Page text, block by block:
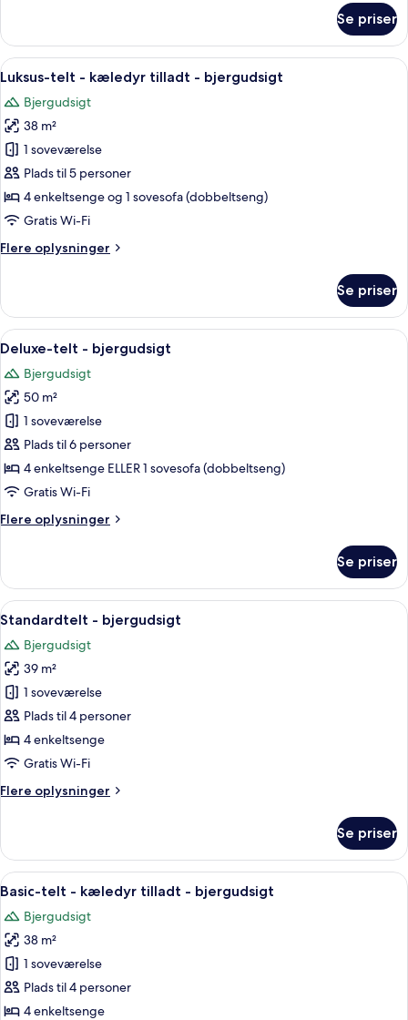
telt
bjergudsigt
Se priser
Indlæs
alle
billeder
af
Luksus-
telt
-
kæledyr
-
Indbydende indretning med et stort
10
Luksus-telt - kæledyr tilladt - bjergudsigt
Bjergudsigt
38 m²
1 soveværelse
Plads til 5 personer
4 enkeltsenge og 1 sovesofa (dobbeltseng)
Gratis Wi-Fi
Flere oplysninger
Flere
telt
kæledyr
-
bjergudsigt
Se priser
Indlæs
alle
billeder
af
Deluxe-
telt
-
bjergudsigt
Hyggelig siddekrog med udsigt til et
16
Deluxe-telt - bjergudsigt
Bjergudsigt
50 m²
1 soveværelse
Plads til 6 personer
4 enkeltsenge ELLER 1 sovesofa (dobbeltseng)
Gratis Wi-Fi
Flere oplysninger
Flere
telt
bjergudsigt
Se priser
Indlæs
alle
billeder
af
Standardtelt
-
bjergudsigt
Et værelse med en stor skydedør,
14
Standardtelt - bjergudsigt
Bjergudsigt
39 m²
1 soveværelse
Plads til 4 personer
4 enkeltsenge
Gratis Wi-Fi
Flere oplysninger
Flere
-
bjergudsigt
Se priser
Indlæs
alle
billeder
af
Basic-
telt
-
Hyggelig teltindkvartering med
14
Basic-telt - kæledyr tilladt - bjergudsigt
Bjergudsigt
38 m²
1 soveværelse
Plads til 4 personer
4 enkeltsenge